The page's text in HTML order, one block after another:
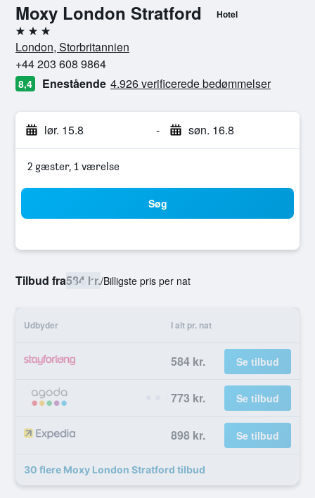
Moxy London Stratford Hotel
3 stjerner
London, Storbritannien
+44 203 608 9864
8,4 Enestående 4.926 verificerede bedømmelser
lør. 15.8 - søn. 16.8
2 gæster, 1 værelse
Søg
Tilbud fra584 kr./Billigste pris per nat
Udbyder I alt pr. nat
584 kr. Se tilbud
773 kr. Se tilbud
898 kr. Se tilbud
30 flere Moxy London Stratford tilbud